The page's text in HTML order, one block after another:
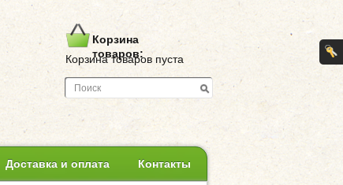
Корзина
товаров:
Корзина товаров пуста
Доставка и оплата Контакты